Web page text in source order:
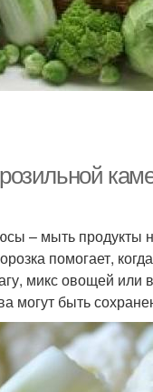
– мыть продукты
помогает,
микс овощей или
могут быть